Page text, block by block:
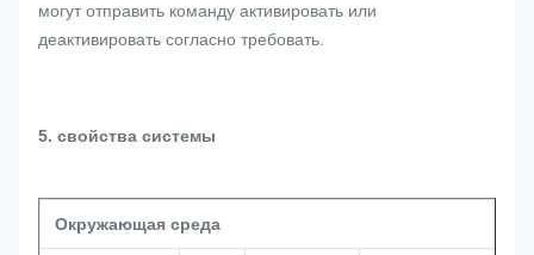
могут отправить команду активировать или
деактивировать согласно требовать.
5. свойства системы
Окружающая среда